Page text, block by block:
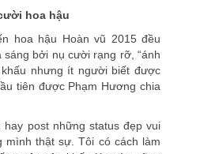
hoa hậu
hoa hậu Hoàn vũ 2015 đều
bởi nụ cười rạng rỡ, “ánh
nhưng ít người biết được
tiên được Phạm Hương chia
hay post những status đẹp vui
mình thật sự. Tôi có cách làm